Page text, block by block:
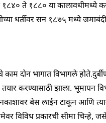
ते १८८० या कालावधीमध्ये
धर्तीवर सन १८७५मध्येजमाबंदी
दोन भागात विभागले
तयार करण्यासाठी झाला. भूमापन
नकाशावर बेसलाईनटाकून आणि
विविध प्रकारची सीमा चिन्हे,